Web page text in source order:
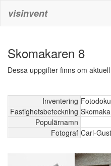
visinvent
Skomakaren 8
Dessa uppgifter finns om
Inventering
Fastighetsbeteckning
Populärnamn
Fotograf Carl-